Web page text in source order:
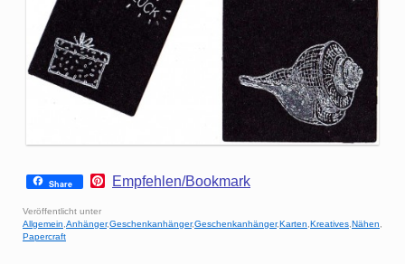
Share
P
t
Empfehlen/Bookmark
Veröffentlicht unter
Allgemein Anhänger,Geschenkanhänger,Geschenkanhänger,Karten Kreatives Nähen
Papercraft